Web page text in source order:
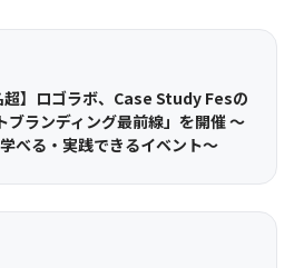
超】ロゴラボ、Case Study Fesの
ブランディング最前線」を開催 〜
べる・実践できるイベント〜